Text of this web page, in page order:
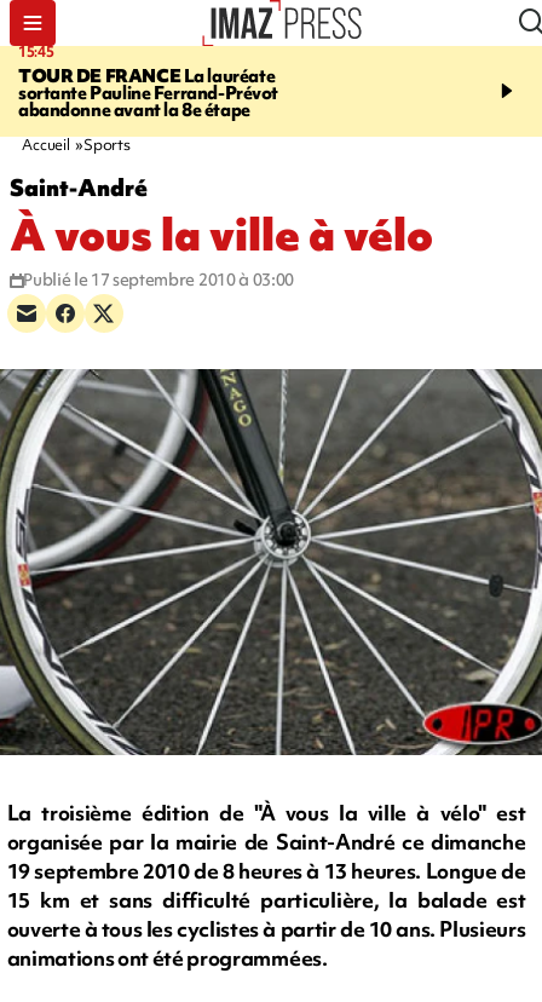
15:45
TOUR DE FRANCELa lauréate
sortante Pauline Ferrand-Prévot
abandonne avant la 8e étape
20:17
routière, concours de
Accueil Sports
Saint-André
À vous la ville à vélo
Publié le 17 septembre 2010 à 03:00
La troisième édition de "À vous la ville à vélo" est
organisée par la mairie de Saint-André ce dimanche
19 septembre 2010 de 8 heures à 13 heures. Longue de
15 km et sans difficulté particulière, la balade est
ouverte à tous les cyclistes à partir de 10 ans. Plusieurs
animations ont été programmées.